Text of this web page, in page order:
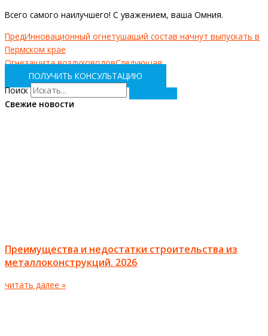
Всего самого наилучшего! С уважением, ваша Омния.
ПредИнновационный огнетушащий состав начнут выпускать в
Пермском крае
Огнезащита воздуховодовСледующая
ПОЛУЧИТЬ КОНСУЛЬТАЦИЮ
Поиск
Свежие новости
Преимущества и недостатки строительства из
металлоконструкций. 2026
читать далее »